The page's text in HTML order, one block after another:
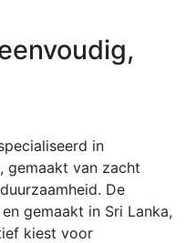
in
gemaakt van zacht
De
gemaakt in Sri Lanka,
kiest voor